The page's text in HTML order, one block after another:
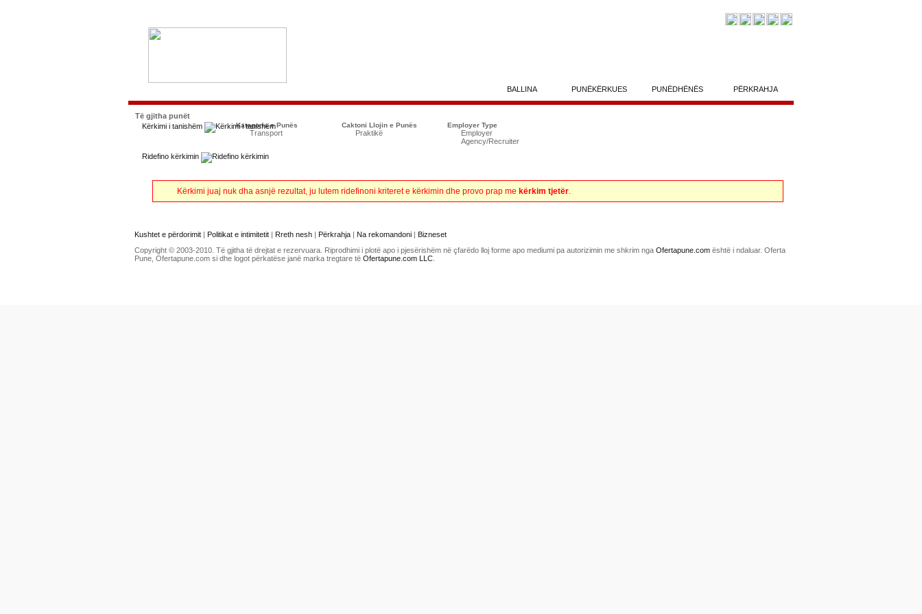
BALLINA PUNËKËRKUES PUNËDHËNËS PËRKRAHJA
Të gjitha punët
Kërkimi i tanishëm
Kategoria e Punës
Transport
Caktoni Llojin e Punës
Praktikë
Employer Type
Employer
Agency/Recruiter
Ridefino kërkimin
Kërkimi juaj nuk dha asnjë rezultat, ju lutem ridefinoni kriteret e kërkimin dhe provo prap me kërkim tjetër.
Kushtet e përdorimit | Politikat e intimitetit | Rreth nesh | Përkrahja | Na rekomandoni | Bizneset
Copyright © 2003-2010. Të gjitha të drejtat e rezervuara. Riprodhimi i plotë apo i pjesërishëm në çfarëdo lloj forme apo mediumi pa autorizimin me shkrim nga Ofertapune.com është i ndaluar. Oferta
Pune, Ofertapune.com si dhe logot përkatëse janë marka tregtare të Ofertapune.com LLC